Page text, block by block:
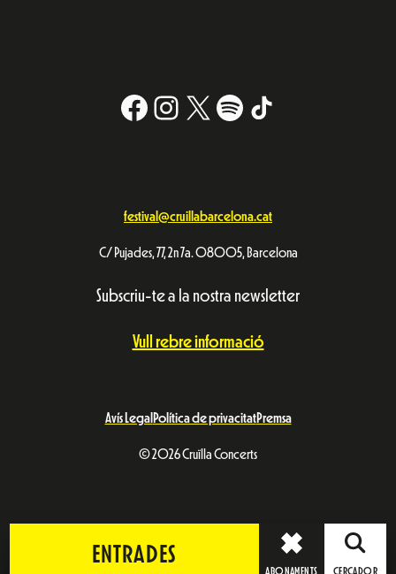
Facebook
Instagram
X # TikTok
festival@cruillabarcelona.cat
C/ Pujades, 77, 2n 7a. 08005, Barcelona
Subscriu-te a la nostra newsletter
Vull rebre informació
Avís Legal Política de privacitatPremsa
© 2026 Cruïlla Concerts
ENTRADES
ABONAMENTS CERCADOR